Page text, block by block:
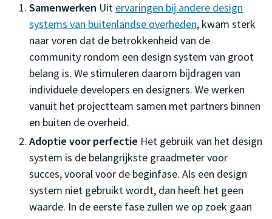
Samenwerken Uit ervaringen bij andere design
systems van buitenlandse overheden, kwam sterk
naar voren dat de betrokkenheid van de
community rondom een design system van groot
belang is. We stimuleren daarom bijdragen van
individuele developers en designers. We werken
vanuit het projectteam samen met partners binnen
en buiten de overheid.
Adoptie voor perfectie Het gebruik van het design
system is de belangrijkste graadmeter voor
succes, vooral voor de beginfase. Als een design
system niet gebruikt wordt, dan heeft het geen
waarde. In de eerste fase zullen we op zoek gaan